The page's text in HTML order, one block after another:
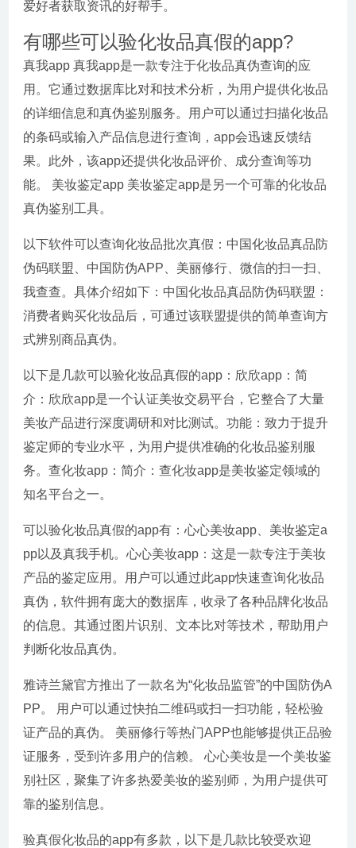
爱好者获取资讯的好帮手。
有哪些可以验化妆品真假的app?
真我app 真我app是一款专注于化妆品真伪查询的应
用。它通过数据库比对和技术分析，为用户提供化妆品
的详细信息和真伪鉴别服务。用户可以通过扫描化妆品
的条码或输入产品信息进行查询，app会迅速反馈结
果。此外，该app还提供化妆品评价、成分查询等功
能。 美妆鉴定app 美妆鉴定app是另一个可靠的化妆品
真伪鉴别工具。
以下软件可以查询化妆品批次真假：中国化妆品真品防
伪码联盟、中国防伪APP、美丽修行、微信的扫一扫、
我查查。具体介绍如下：中国化妆品真品防伪码联盟：
消费者购买化妆品后，可通过该联盟提供的简单查询方
式辨别商品真伪。
以下是几款可以验化妆品真假的app：欣欣app：简
介：欣欣app是一个认证美妆交易平台，它整合了大量
美妆产品进行深度调研和对比测试。功能：致力于提升
鉴定师的专业水平，为用户提供准确的化妆品鉴别服
务。查化妆app：简介：查化妆app是美妆鉴定领域的
知名平台之一。
可以验化妆品真假的app有：心心美妆app、美妆鉴定a
pp以及真我手机。心心美妆app：这是一款专注于美妆
产品的鉴定应用。用户可以通过此app快速查询化妆品
真伪，软件拥有庞大的数据库，收录了各种品牌化妆品
的信息。其通过图片识别、文本比对等技术，帮助用户
判断化妆品真伪。
雅诗兰黛官方推出了一款名为“化妆品监管”的中国防伪A
PP。 用户可以通过快拍二维码或扫一扫功能，轻松验
证产品的真伪。 美丽修行等热门APP也能够提供正品验
证服务，受到许多用户的信赖。 心心美妆是一个美妆鉴
别社区，聚集了许多热爱美妆的鉴别师，为用户提供可
靠的鉴别信息。
验真假化妆品的app有多款，以下是几款比较受欢迎